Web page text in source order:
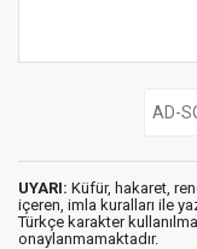
UYARI: Küfür, hakaret,
içeren, imla kuralları ile
Türkçe karakter
onaylanmamaktadır.